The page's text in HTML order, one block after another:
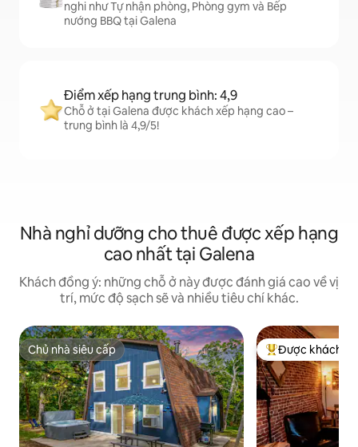
nghi như Tự nhận phòng, Phòng gym và Bếp
nướng BBQ tại Galena
Điểm xếp hạng trung bình: 4,9
Chỗ ở tại Galena được khách xếp hạng cao –
trung bình là 4,9/5!
Nhà nghỉ dưỡng cho thuê được xếp hạng
cao nhất tại Galena
Khách đồng ý: những chỗ ở này được đánh giá cao về vị
trí, mức độ sạch sẽ và nhiều tiêu chí khác.
Chủ nhà siêu cấp
Chủ nhà siêu cấp Được khách yêu
Được khách